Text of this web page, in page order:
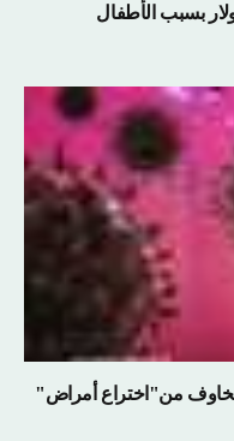
مخاوف من"اختراع أمراض"